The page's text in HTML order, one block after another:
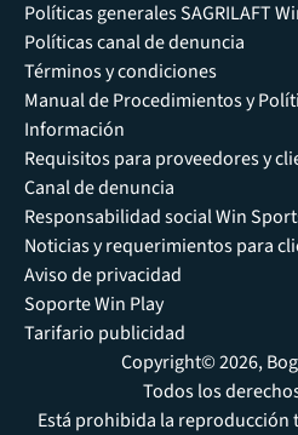
Políticas generales SAGRILAFT
Políticas canal de denuncia
Términos y condiciones
Manual de Procedimientos y
Información
Requisitos para proveedores y
Canal de denuncia
Responsabilidad social Win
Noticias y requerimientos para
Aviso de privacidad
Soporte Win Play
Tarifario publicidad
Copyright© 2026,
Todos los
Está prohibida la reproducción